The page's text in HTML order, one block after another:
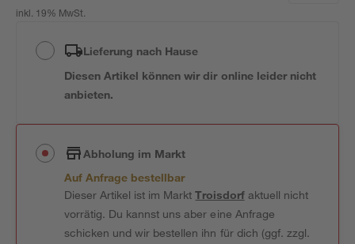
inkl. 19% MwSt.
Lieferung nach Hause
Diesen Artikel können wir dir online leider nicht
anbieten.
Abholung im Markt
Auf Anfrage bestellbar
Dieser Artikel ist im MarktTroisdorfaktuell nicht
vorrätig. Du kannst uns aber eine Anfrage
schicken und wir bestellen ihn für dich (ggf. zzgl.